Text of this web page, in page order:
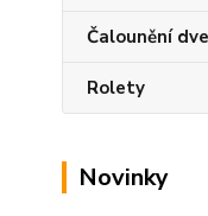
Čalounění
Rolety
Novinky